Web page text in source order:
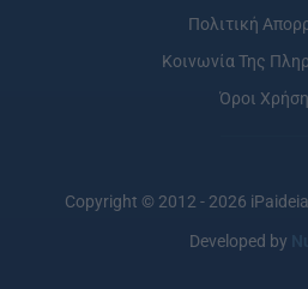
Πολιτική
Κοινωνία Της
Όροι
Copyright © 2012 - 2026
Developed by